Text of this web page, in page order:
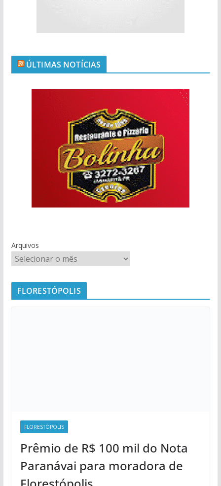
ÚLTIMAS NOTÍCIAS
Arquivos
FLORESTÓPOLIS
FLORESTÓPOLIS
Prêmio de R$ 100 mil do Nota
Paranávai para moradora de